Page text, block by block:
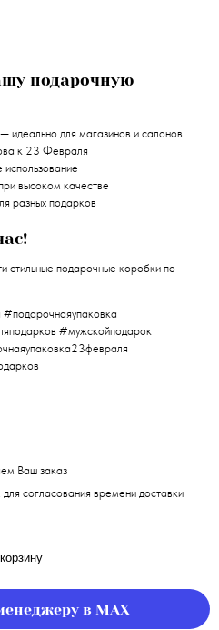
подарочную
— идеально для магазинов и салонов
к 23 Февраля
высоком качестве
разных подарков
стильные подарочные коробки по
#мужскойподарок
Ваш заказ
согласования времени доставки
в MAX